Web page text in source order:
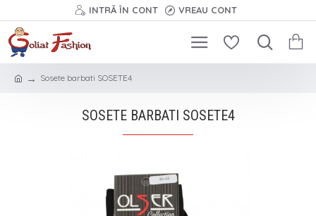
INTRĂ ÎN CONT VREAU CONT
Sosete barbati SOSETE4
SOSETE BARBATI SOSETE4